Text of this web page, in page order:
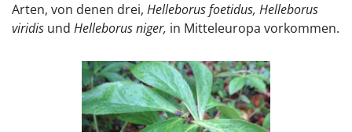
Arten, von denen drei, Helleborus foetidus, Helleborus
viridis und Helleborus niger, in Mitteleuropa vorkommen.